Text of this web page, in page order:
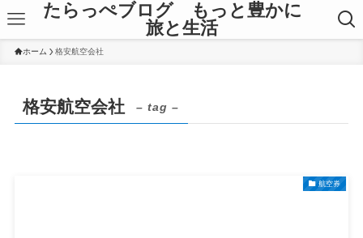
たらっぺブログ もっと豊かに
旅と生活
ホーム 格安航空会社
格安航空会社 – tag –
航空券